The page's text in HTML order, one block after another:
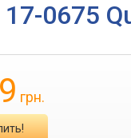
0675
грн.